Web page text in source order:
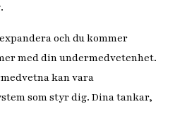
och du kommer
med din undermedvetenhet.
kan vara
som styr dig. Dina tankar,